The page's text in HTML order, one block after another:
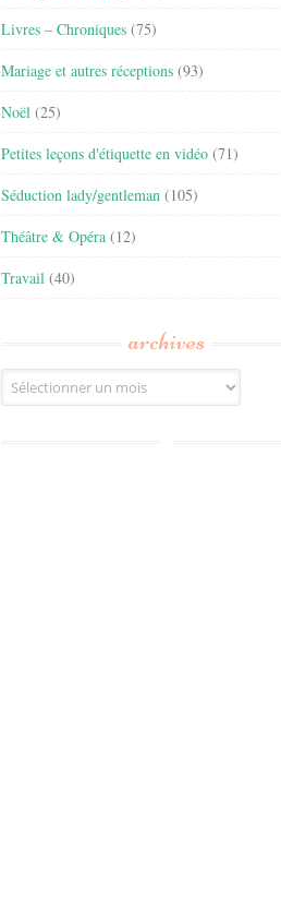
Livres – Chroniques (75)
Mariage et autres réceptions (93)
Noël (25)
Petites leçons d'étiquette en vidéo (71)
Séduction lady/gentleman (105)
Théâtre & Opéra (12)
Travail (40)
archives
Archives